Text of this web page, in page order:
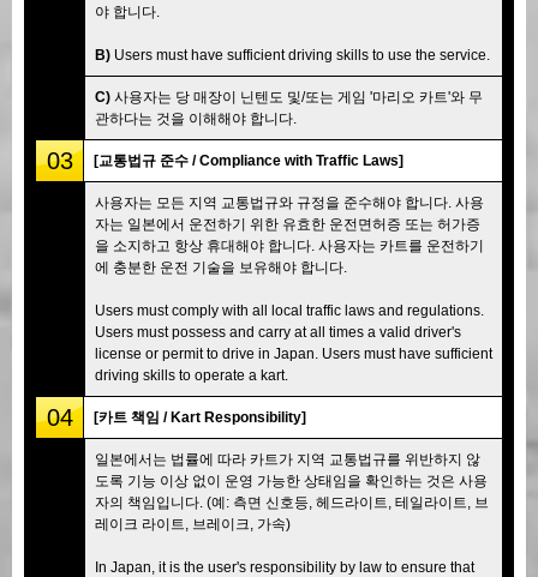
야 합니다.
B) Users must have sufficient driving skills to use the service.
C) 사용자는 당 매장이 닌텐도 및/또는 게임 '마리오 카트'와 무
관하다는 것을 이해해야 합니다.
03 [교통법규 준수 / Compliance with Traffic Laws]
사용자는 모든 지역 교통법규와 규정을 준수해야 합니다. 사용
자는 일본에서 운전하기 위한 유효한 운전면허증 또는 허가증
을 소지하고 항상 휴대해야 합니다. 사용자는 카트를 운전하기
에 충분한 운전 기술을 보유해야 합니다.
Users must comply with all local traffic laws and regulations.
Users must possess and carry at all times a valid driver's
license or permit to drive in Japan. Users must have sufficient
driving skills to operate a kart.
04 [카트 책임 / Kart Responsibility]
일본에서는 법률에 따라 카트가 지역 교통법규를 위반하지 않
도록 기능 이상 없이 운영 가능한 상태임을 확인하는 것은 사용
자의 책임입니다. (예: 측면 신호등, 헤드라이트, 테일라이트, 브
레이크 라이트, 브레이크, 가속)
In Japan, it is the user's responsibility by law to ensure that